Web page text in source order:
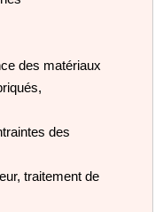
des matériaux
des
traitement de